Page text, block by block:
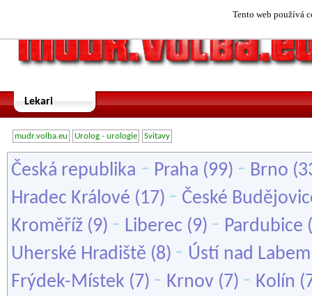
Tento web používá
Lekari
mudr.volba.eu Urolog - urologie Svitavy
Česká republika - Praha (99) - Brno
Hradec Králové (17) - České
Kroměříž (9) - Liberec (9) - Pardubice
Uherské Hradiště (8) - Ústí nad Labem
Frýdek-Místek (7) - Krnov (7) - Kolín